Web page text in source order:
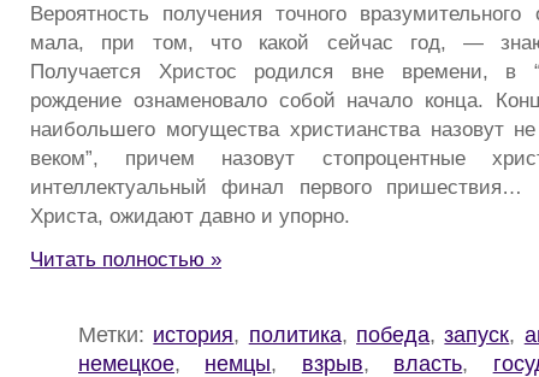
Вероятность получения точного вразумительного
мала, при том, что какой сейчас год, —
Получается Христос родился вне времени, в
рождение ознаменовало собой начало конца.
наибольшего могущества христианства назовут
веком”, причем назовут стопроцентные
интеллектуальный финал первого пришествия…
Христа, ожидают давно и упорно.
Читать полностью »
Метки: история, политика, победа,запуск,
немецкое, немцы, взрыв, власть,